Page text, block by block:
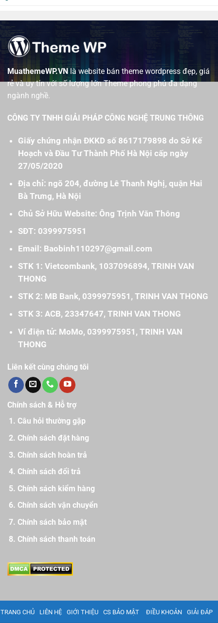
MuathemeWP.VNlà website bán theme wordpress đẹp, giá
rẻ và uy tín với số lượng lớn Theme phong phú đa dạng
ngành nghề.
CÔNG TY TNHH GIẢI PHÁP CÔNG NGHỆ TRUNG THÔNG
Giấy chứng nhận ĐKKD số 8617179898 do Sở Kế
Hoạch và Đầu Tư Thành Phố Hà Nội cấp ngày
27/05/2020
Địa chỉ: ngõ 204, đường Lê Thanh Nghị, quận Hai
Bà Trưng, Hà Nội
Chủ Sở Hữu Website: Ông Trịnh Văn Thông
SĐT: 0399975951
Email: Baobinh110297@gmail.com
STK 1: Vietcombank, 1037096894, TRINH VAN
THONG
STK 2: MB Bank, 0399975951, TRINH VAN THONG
STK 3: ACB, 23347647, TRINH VAN THONG
Ví điện tử: MoMo, 0399975951, TRINH VAN
THONG
Liên kết cùng chúng tôi
Chính sách & Hỗ trợ
Câu hỏi thường gặp
Chính sách đặt hàng
Chính sách hoàn trả
Chính sách đổi trả
Chính sách kiểm hàng
Chính sách vận chuyển
Chính sách bảo mật
Chính sách thanh toán
TRANG CHỦ LIÊN HỆ GIỚI THIỆU CS BẢO MẬT ĐIỀU KHOẢN GIẢI ĐÁP